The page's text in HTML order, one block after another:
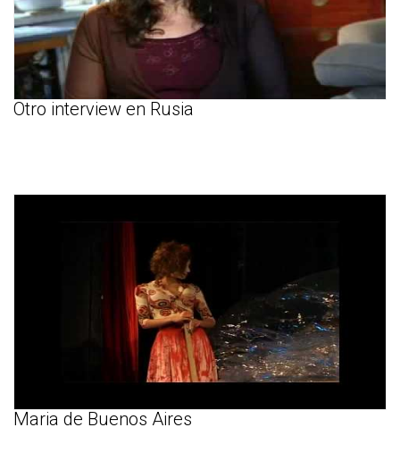
Otro interview en Rusia
Maria de Buenos Aires